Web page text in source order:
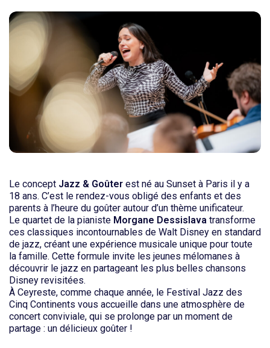
Le concept Jazz & Goûter est né au Sunset à Paris il y a
18 ans. C’est le rendez-vous obligé des enfants et des
parents à l’heure du goûter autour d’un thème unificateur.
Le quartet de la pianiste Morgane Dessislava transforme
ces classiques incontournables de Walt Disney en standard
de jazz, créant une expérience musicale unique pour toute
la famille. Cette formule invite les jeunes mélomanes à
découvrir le jazz en partageant les plus belles chansons
Disney revisitées.
À Ceyreste, comme chaque année, le Festival Jazz des
Cinq Continents vous accueille dans une atmosphère de
concert conviviale, qui se prolonge par un moment de
partage : un délicieux goûter !